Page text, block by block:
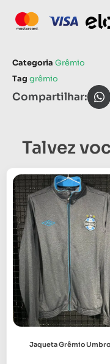
Categoria Grêmio
Tag grêmio
Compartilhar:
Talvez
Jaqueta Grêmio Umbro